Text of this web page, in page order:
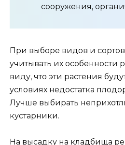
сооружения,
При выборе видов и
учитывать их особенности
виду, что эти растения
условиях недостатка
Лучше выбирать
кустарники.
На высадку на кладбища